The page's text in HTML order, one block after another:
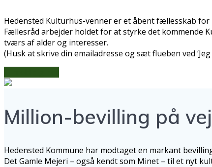
Hedensted Kulturhus-venner er et åbent fællesskab
Fællesråd arbejder holdet for at styrke det kommende
tværs af alder og interesser.
(Husk at skrive din emailadresse og sæt flueben ved
Million-bevilling på
Hedensted Kommune har modtaget en markant
Det Gamle Mejeri – også kendt som Minet – til et nyt